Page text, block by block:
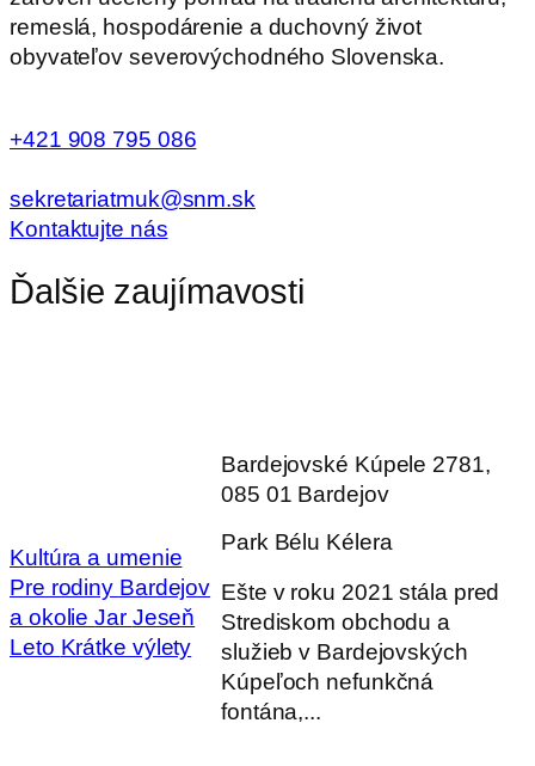
remeslá, hospodárenie a duchovný život
obyvateľov severovýchodného Slovenska.
+421 908 795 086
sekretariatmuk@snm.sk
Kontaktujte nás
Ďalšie zaujímavosti
Kultúra a umenie
Pre rodiny Bardejov
a okolieJar Jeseň
Leto Krátke výlety
Bardejovské Kúpele 2781,
085 01 Bardejov
Park Bélu Kélera
Ešte v roku 2021 stála pred
Strediskom obchodu a
služieb v Bardejovských
Kúpeľoch nefunkčná
fontána,...